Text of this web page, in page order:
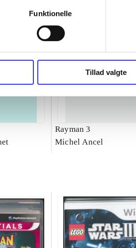
Funktionelle
Tillad valgte
Rayman 3
Michel Ancel